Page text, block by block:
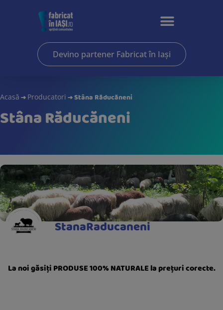
Devino partener Fabricat în Iași
Acasă → Producatori →Stâna Răducăneni
Stâna Răducăneni
StanaRaducaneni
La noi găsiți PRODUSE 100% NATURALE la prețuri corecte.